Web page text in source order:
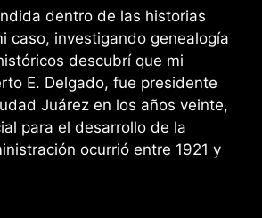
dentro de las historias
caso, investigando genealogía
descubrí que mi
E. Delgado, fue presidente
Juárez en los años veinte,
para el desarrollo de la
ocurrió entre 1921 y